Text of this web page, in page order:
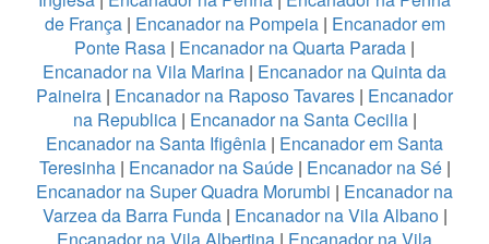
de França | Encanador na Pompeia| Encanador em
Ponte Rasa | Encanador na Quarta Parada |
Encanador na Vila Marina | Encanador na Quinta da
Paineira | Encanador na Raposo Tavares | Encanador
na Republica| Encanador na Santa Cecilia|
Encanador na Santa Ifigênia | Encanador em Santa
Teresinha| Encanador na Saúde| Encanador na Sé|
Encanador na Super Quadra Morumbi | Encanador na
Varzea da Barra Funda| Encanador na Vila Albano|
Encanador na Vila Albertina | Encanador na Vila